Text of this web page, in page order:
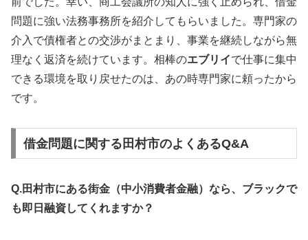
問題に強い法務事務所を紹介してもらいました。専門家の
介入で債権者との交渉がまとまり、事業を継続しながら無
理なく返済を続けています。相棒のエブリイで仕事に集中
できる環境を取り戻せたのは、あの時専門家に頼ったから
です。
借金問題に関する田村市のよくあるQ&A
Q.田村市にある街金（中小消費者金融）なら、ブラックで
も即日融資してくれますか？